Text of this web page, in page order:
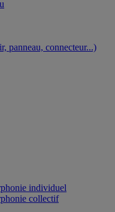
panneau, connecteur...)
individuel
collectif